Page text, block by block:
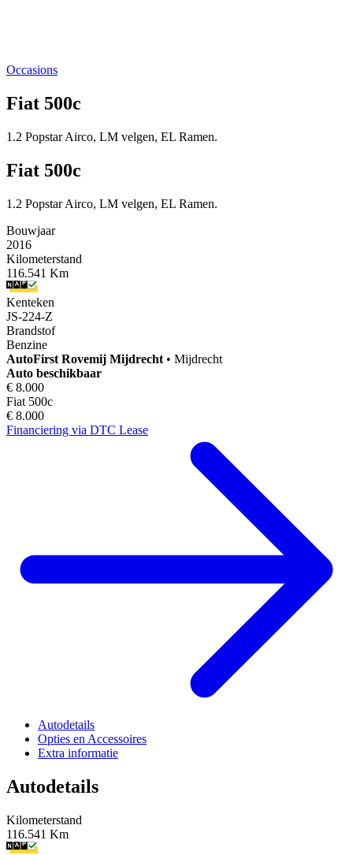
Occasions
Fiat 500c
1.2 Popstar Airco, LM velgen, EL Ramen.
Fiat 500c
1.2 Popstar Airco, LM velgen, EL Ramen.
Bouwjaar
2016
Kilometerstand
116.541 Km
Kenteken
JS-224-Z
Brandstof
Benzine
AutoFirst Rovemij Mijdrecht • Mijdrecht
Auto beschikbaar
€ 8.000
Fiat 500c
€ 8.000
Financiering via DTC Lease
Autodetails
Opties en Accessoires
Extra informatie
Autodetails
Kilometerstand
116.541 Km